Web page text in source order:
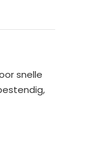
snelle